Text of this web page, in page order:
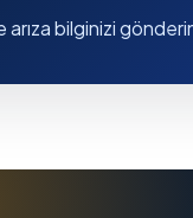
arıza bilginizi